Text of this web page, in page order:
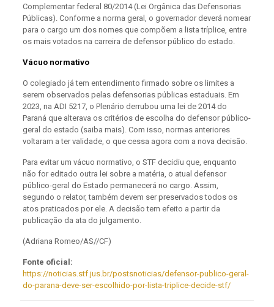
Complementar federal 80/2014 (Lei Orgânica das Defensorias
Públicas). Conforme a norma geral, o governador deverá nomear
para o cargo um dos nomes que compõem a lista tríplice, entre
os mais votados na carreira de defensor público do estado.
Vácuo normativo
O colegiado já tem entendimento firmado sobre os limites a
serem observados pelas defensorias públicas estaduais. Em
2023, na ADI 5217, o Plenário derrubou uma lei de 2014 do
Paraná que alterava os critérios de escolha do defensor público-
geral do estado (saiba mais). Com isso, normas anteriores
voltaram a ter validade, o que cessa agora com a nova decisão.
Para evitar um vácuo normativo, o STF decidiu que, enquanto
não for editado outra lei sobre a matéria, o atual defensor
público-geral do Estado permanecerá no cargo. Assim,
segundo o relator, também devem ser preservados todos os
atos praticados por ele. A decisão tem efeito a partir da
publicação da ata do julgamento.
(Adriana Romeo/AS//CF)
Fonte oficial:
https://noticias.stf.jus.br/postsnoticias/defensor-publico-geral-
do-parana-deve-ser-escolhido-por-lista-triplice-decide-stf/